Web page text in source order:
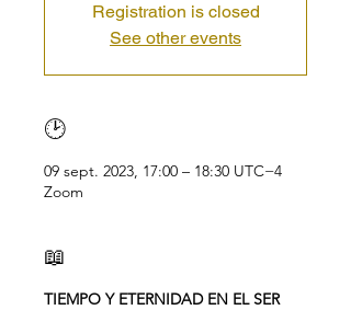
Registration is closed
See other events
🕑
09 sept. 2023, 17:00 – 18:30 UTC−4
Zoom
📖
TIEMPO Y ETERNIDAD EN EL SER